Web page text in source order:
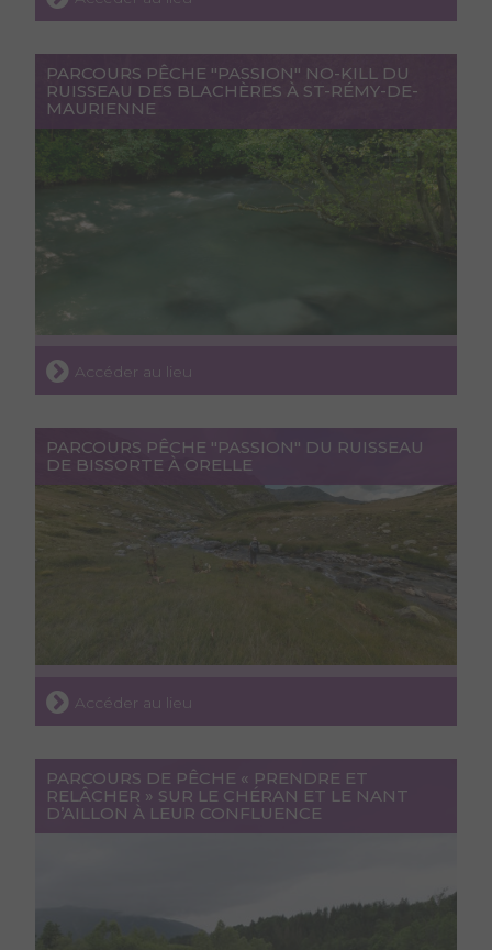
PARCOURS PÊCHE "PASSION" NO-KILL DU
RUISSEAU DES BLACHÈRES À ST-RÉMY-DE-
MAURIENNE
Accéder au lieu
PARCOURS PÊCHE "PASSION" DU RUISSEAU
DE BISSORTE À ORELLE
Accéder au lieu
PARCOURS DE PÊCHE « PRENDRE ET
RELÂCHER » SUR LE CHÉRAN ET LE NANT
D’AILLON À LEUR CONFLUENCE